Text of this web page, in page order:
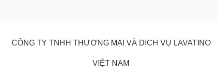
CÔNG TY TNHH THƯƠNG MẠI VÀ DỊCH VỤ LAVATINO
VIỆT NAM